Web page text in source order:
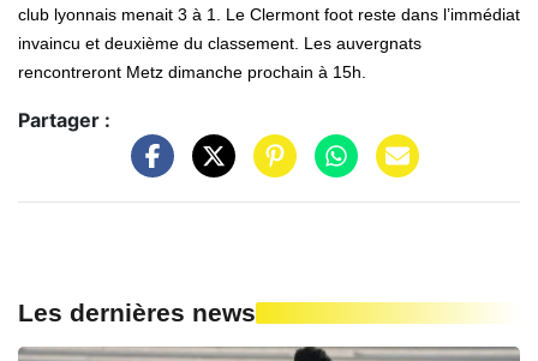
club lyonnais menait 3 à 1. Le Clermont foot reste dans l’immédiat
invaincu et deuxième du classement. Les auvergnats
rencontreront Metz dimanche prochain à 15h.
Partager :
Les dernières news